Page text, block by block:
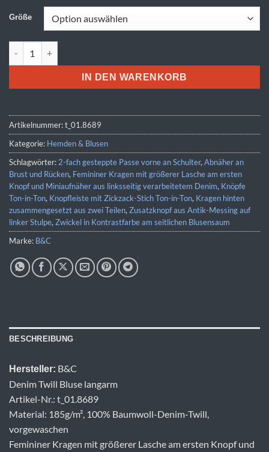
Größe
IN DEN WARENKORB
Artikelnummer:t_01.8689
Kategorie: Hemden & Blusen
Schlagwörter:2-fach gesteppte Passe vorne an Schulter,Abnäher an
Brust und Rücken, Femininer Kragen mit größerer Lasche am ersten
Knopf und Miniaufnäher aus linksseitig verarbeitetem Denim, Knöpfe
Ton-in-Ton, Knopfleiste mit Zickzack-Stich Ton-in-Ton, Kragen hinten
zusammengesetzt aus zwei Teilen,Zusatzknopf aus Antik-Messing auf
linker Stulpe,Zwickel in Kontrastfarbe am seitlichen Blusensaum
Marke: B&C
BESCHREIBUNG
Hersteller: B&C
Denim Twill Bluse langarm
Artikel-Nr.: t_01.8689
Material: 185g/m², 100% Baumwoll-Denim-Twill,
vorgewaschen
Femininer Kragen mit größerer Lasche am ersten Knopf und